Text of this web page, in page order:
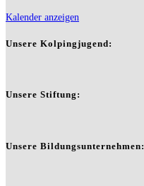
Kalender anzeigen
Unsere Kolpingjugend:
Unsere Stiftung:
Unsere Bildungsunternehmen: